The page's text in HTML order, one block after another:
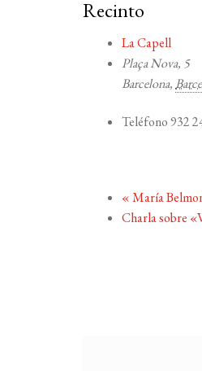
Recinto
La Capell
Plaça Nova, 5
Barcelona,
Teléfono 932
«María
Charla sobre